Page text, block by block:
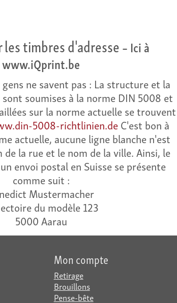
timbres d'adresse– Ici à
www.iQprint.be
ne savent pas : La structure et la
soumises à la norme DIN 5008 et
sur la norme actuelle se trouvent
5008-richtlinien.deC'est bon à
actuelle, aucune ligne blanche n'est
la rue et le nom de la ville. Ainsi, le
envoi postal en Suisse se présente
comme suit :
Mustermacher
du modèle 123
5000 Aarau
Mon compte
Retirage
Brouillons
Pense-bête